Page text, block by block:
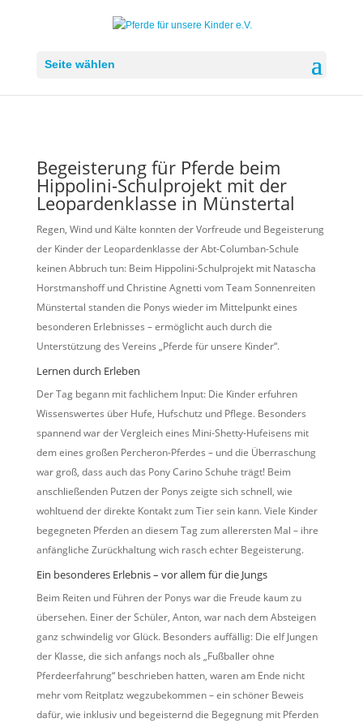
Seite wählen
Begeisterung für Pferde beim
Hippolini-Schulprojekt mit der
Leopardenklasse in Münstertal
Regen, Wind und Kälte konnten der Vorfreude und Begeisterung
der Kinder der Leopardenklasse der Abt-Columban-Schule
keinen Abbruch tun: Beim Hippolini-Schulprojekt mit Natascha
Horstmanshoff und Christine Agnetti vom Team Sonnenreiten
Münstertal standen die Ponys wieder im Mittelpunkt eines
besonderen Erlebnisses – ermöglicht auch durch die
Unterstützung des Vereins „Pferde für unsere Kinder“.
Lernen durch Erleben
Der Tag begann mit fachlichem Input: Die Kinder erfuhren
Wissenswertes über Hufe, Hufschutz und Pflege. Besonders
spannend war der Vergleich eines Mini-Shetty-Hufeisens mit
dem eines großen Percheron-Pferdes – und die Überraschung
war groß, dass auch das Pony Carino Schuhe trägt! Beim
anschließenden Putzen der Ponys zeigte sich schnell, wie
wohltuend der direkte Kontakt zum Tier sein kann. Viele Kinder
begegneten Pferden an diesem Tag zum allerersten Mal – ihre
anfängliche Zurückhaltung wich rasch echter Begeisterung.
Ein besonderes Erlebnis – vor allem für die Jungs
Beim Reiten und Führen der Ponys war die Freude kaum zu
übersehen. Einer der Schüler, Anton, war nach dem Absteigen
ganz schwindelig vor Glück. Besonders auffällig: Die elf Jungen
der Klasse, die sich anfangs noch als „Fußballer ohne
Pferdeerfahrung“ beschrieben hatten, waren am Ende nicht
mehr vom Reitplatz wegzubekommen – ein schöner Beweis
dafür, wie inklusiv und begeisternd die Begegnung mit Pferden